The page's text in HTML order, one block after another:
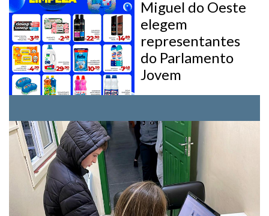
Miguel do Oeste
elegem
representantes
do Parlamento
Jovem